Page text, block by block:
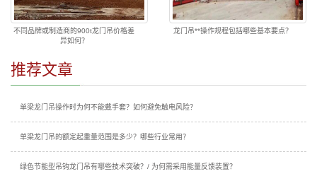
不同品牌或制造商的900t龙门吊价格差
异如何？
龙门吊**操作规程包括哪些基本要点？
推荐文章
单梁龙门吊操作时为何不能戴手套？如何避免触电风险？
单梁龙门吊的额定起重量范围是多少？哪些行业常用？
绿色节能型吊钩龙门吊有哪些技术突破？/ 为何需采用能量反馈装置？